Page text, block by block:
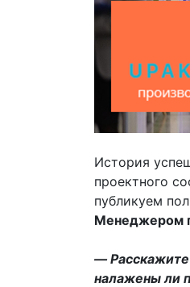
История
проектного
публикуем
Менеджером
— Расскажите
налажены ли